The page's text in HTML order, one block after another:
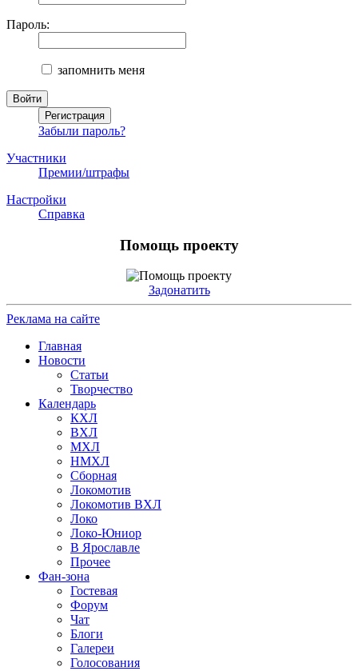
Пароль:
запомнить меня
Забыли пароль?
Участники
Премии/штрафы
Настройки
Справка
Помощь проекту
Задонатить
Реклама на сайте
Главная
Новости
Статьи
Творчество
Календарь
КХЛ
ВХЛ
МХЛ
НМХЛ
Сборная
Локомотив
Локомотив ВХЛ
Локо
Локо-Юниор
В Ярославле
Прочее
Фан-зона
Гостевая
Форум
Чат
Блоги
Галереи
Голосования